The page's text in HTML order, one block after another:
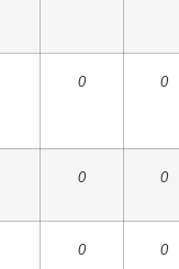
0 0
0 0
0 0